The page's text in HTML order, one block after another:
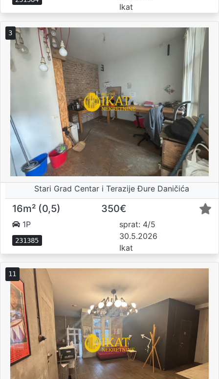
Ikat
3
Stari Grad Centar i Terazije Đure Daničića
16m² (0,5) 350€
1P
231385
sprat: 4/5
30.5.2026
Ikat
11